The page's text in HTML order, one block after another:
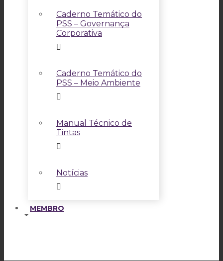
Caderno Temático do
PSS – Governança
Corporativa
Caderno Temático do
PSS – Meio Ambiente
Manual Técnico de
Tintas
Notícias
MEMBRO